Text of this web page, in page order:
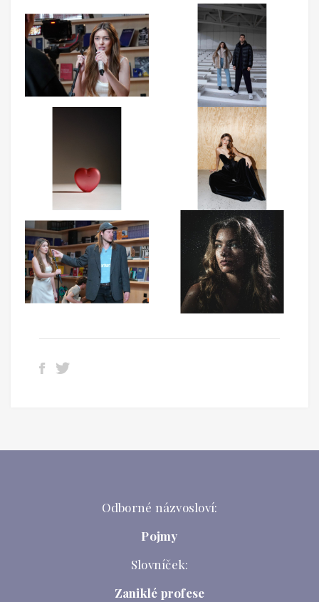
Odborné názvosloví:
Pojmy
Slovníček:
Zaniklé profese